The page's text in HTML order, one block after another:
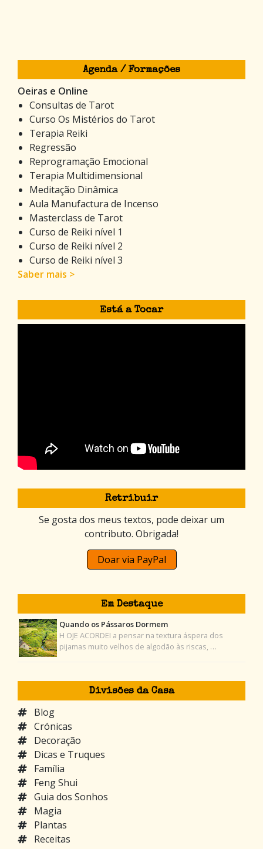
Agenda / Formações
Oeiras e Online
Consultas de Tarot
Curso Os Mistérios do Tarot
Terapia Reiki
Regressão
Reprogramação Emocional
Terapia Multidimensional
Meditação Dinâmica
Aula Manufactura de Incenso
Masterclass de Tarot
Curso de Reiki nível 1
Curso de Reiki nível 2
Curso de Reiki nível 3
Saber mais >
Está a Tocar
Retribuir
Se gosta dos meus textos, pode deixar um
contributo. Obrigada!
Doar via PayPal
Em Destaque
Quando os Pássaros Dormem
H OJE ACORDEI a pensar na textura áspera dos
pijamas muito velhos de algodão às riscas, …
Divisões da Casa
Blog
Crónicas
Decoração
Dicas e Truques
Família
Feng Shui
Guia dos Sonhos
Magia
Plantas
Receitas